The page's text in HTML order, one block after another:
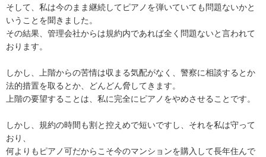
そして、私は今のまま継続してピアノを弾いていても問題ないかと
いうことを聞きました。
その結果、管理会社からは規約内であれば全く問題ないと言われて
おります。
しかし、上階からの苦情は収まる気配がなく、警察に相談するとか
法的措置を取るとか、どんどん脅してきます。
上階の要望することは、私に完全にピアノをやめさせることです。
しかし、規約の時間も割と控えめで短いですし、それを私は守って
おり、
何よりもピアノ可だからこそ今のマンションを購入して長年住んで